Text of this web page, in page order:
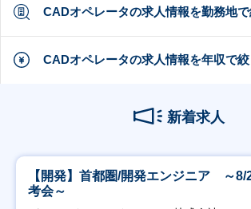
CADオペレータの求人情報を勤務地
CADオペレータの求人情報を年収で
新着求人
【開発】首都圏/開発エンジニア ～8/
考会～